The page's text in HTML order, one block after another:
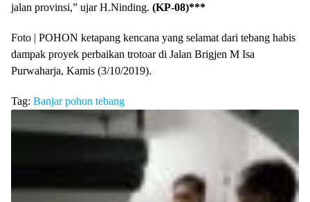
jalan provinsi,” ujar H.Ninding. (KP-08)***
Foto | POHON ketapang kencana yang selamat dari tebang habis
dampak proyek perbaikan trotoar di Jalan Brigjen M Isa
Purwaharja, Kamis (3/10/2019).
Tag: Banjar pohon tebang